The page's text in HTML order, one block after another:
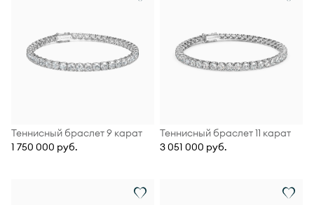
Теннисный браслет 9 карат
1 750 000 руб.
Теннисный браслет 11 карат
3 051 000 руб.